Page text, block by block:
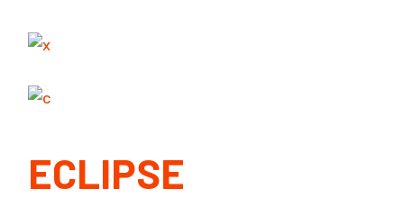
ECLIPSE